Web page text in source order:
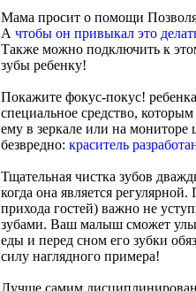
Мама просит о помощи
А чтобы он привыкал это
Также можно подключить к
зубы ребенку!
Покажите фокус-покус!
специальное средство,
ему в зеркале или на
безвредно: краситель
Тщательная чистка зубов
когда она является
прихода гостей) важно не
зубами. Ваш малыш сможет
еды и перед сном его зубки
силу наглядного примера!
Лучше самим